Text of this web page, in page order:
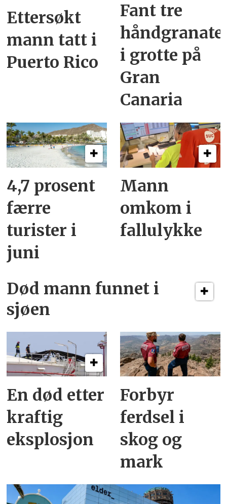
Ettersøkt
mann tatt i
Puerto Rico
Fant tre
i grotte på
Gran
Canaria
4,7 prosent
færre
turister i
juni
Mann
omkom i
fallulykke
Død mann funnet i
sjøen
En død etter
kraftig
eksplosjon
Forbyr
ferdsel i
skog og
mark